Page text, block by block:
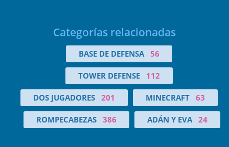
Categorías relacionadas
BASE DE DEFENSA 56
TOWER DEFENSE 112
DOS JUGADORES 201 MINECRAFT 63
ROMPECABEZAS 386 ADÁN Y EVA 24